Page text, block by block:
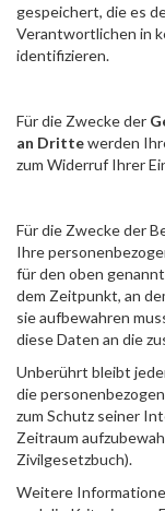
gespeichert, die es
Verantwortlichen in
identifizieren.
Für die Zwecke der
an Drittewerden
zum Widerruf Ihrer
Für die Zwecke der
Ihre
für den oben
dem Zeitpunkt, an
sie aufbewahren
diese Daten an die
Unberührt bleibt
die
zum Schutz seiner
Zeitraum
Zivilgesetzbuch).
Weitere